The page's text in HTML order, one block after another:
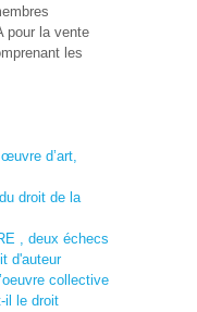
pour la vente
les
d’art,
droit de la
, deux échecs
d'auteur
collective
il le droit